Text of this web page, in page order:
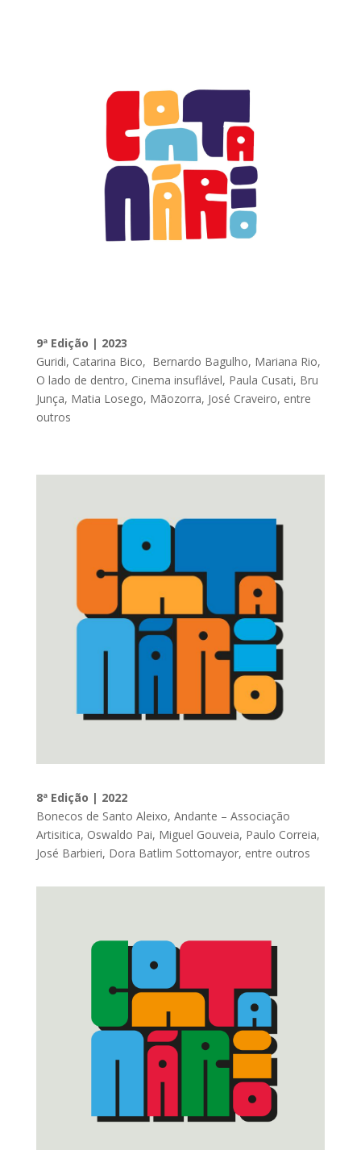
9ª Edição | 2023
Guridi, Catarina Bico, Bernardo Bagulho, Mariana Rio,
O lado de dentro, Cinema insuflável, Paula Cusati, Bru
Junça, Matia Losego, Mãozorra, José Craveiro, entre
outros
8ª Edição | 2022
Bonecos de Santo Aleixo, Andante – Associação
Artisitica, Oswaldo Pai, Miguel Gouveia, Paulo Correia,
José Barbieri, Dora Batlim Sottomayor, entre outros